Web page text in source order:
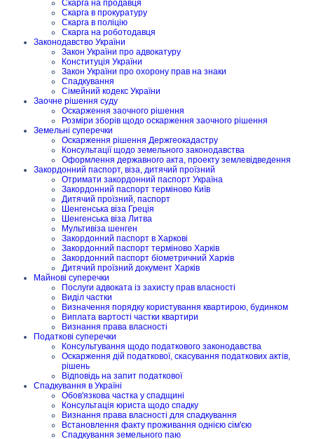
Скарга на продавця
Скарга в прокуратуру
Скарга в поліцію
Скарга на роботодавця
Законодавство України
Закон України про адвокатуру
Конституція України
Закон України про охорону прав на знаки
Спадкування
Сімейний кодекс України
Заочне рішення суду
Оскарження заочного рішення
Розміри зборів щодо оскарження заочного рішення
Земельні суперечки
Оскарження рішення Держгеокадастру
Консультації щодо земельного законодавства
Оформлення державного акта, проекту землевідведення
Закордонний паспорт, віза, дитячий проїзний
Отримати закордонний паспорт Україна
Закордонний паспорт терміново Київ
Дитячий проїзний, паспорт
Шенгенська віза Греція
Шенгенська віза Литва
Мультивіза шенген
Закордонний паспорт в Харкові
Закордонний паспорт терміново Харків
Закордонний паспорт біометричний Харків
Дитячий проїзний документ Харків
Майнові суперечки
Послуги адвоката із захисту прав власності
Виділ частки
Визначення порядку користування квартирою, будинком
Виплата вартості частки квартири
Визнання права власності
Податкові суперечки
Консультування щодо податкового законодавства
Оскарження дій податкової, скасування податкових актів,
рішень
Відповідь на запит податкової
Спадкування в Україні
Обов'язкова частка у спадщині
Консультація юриста щодо спадку
Визнання права власності для спадкування
Встановлення факту проживання однією сім'єю
Спадкування земельного паю